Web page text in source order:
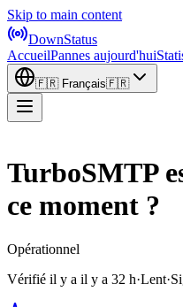
Skip to main content
DownStatus
AccueilPannes aujourd'hui
🇫🇷 Français🇫🇷
TurboSMTP
ce moment ?
Opérationnel
Vérifié il y a il y a 32 h·Lent·